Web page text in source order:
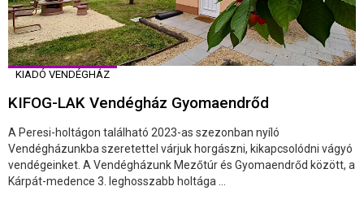
KIADÓ VENDÉGHÁZ
KIFOG-LAK Vendégház Gyomaendrőd
A Peresi-holtágon található 2023-as szezonban nyíló
Vendégházunkba szeretettel várjuk horgászni, kikapcsolódni vágyó
vendégeinket. A Vendégházunk Mezőtúr és Gyomaendrőd között, a
Kárpát-medence 3. leghosszabb holtága ...